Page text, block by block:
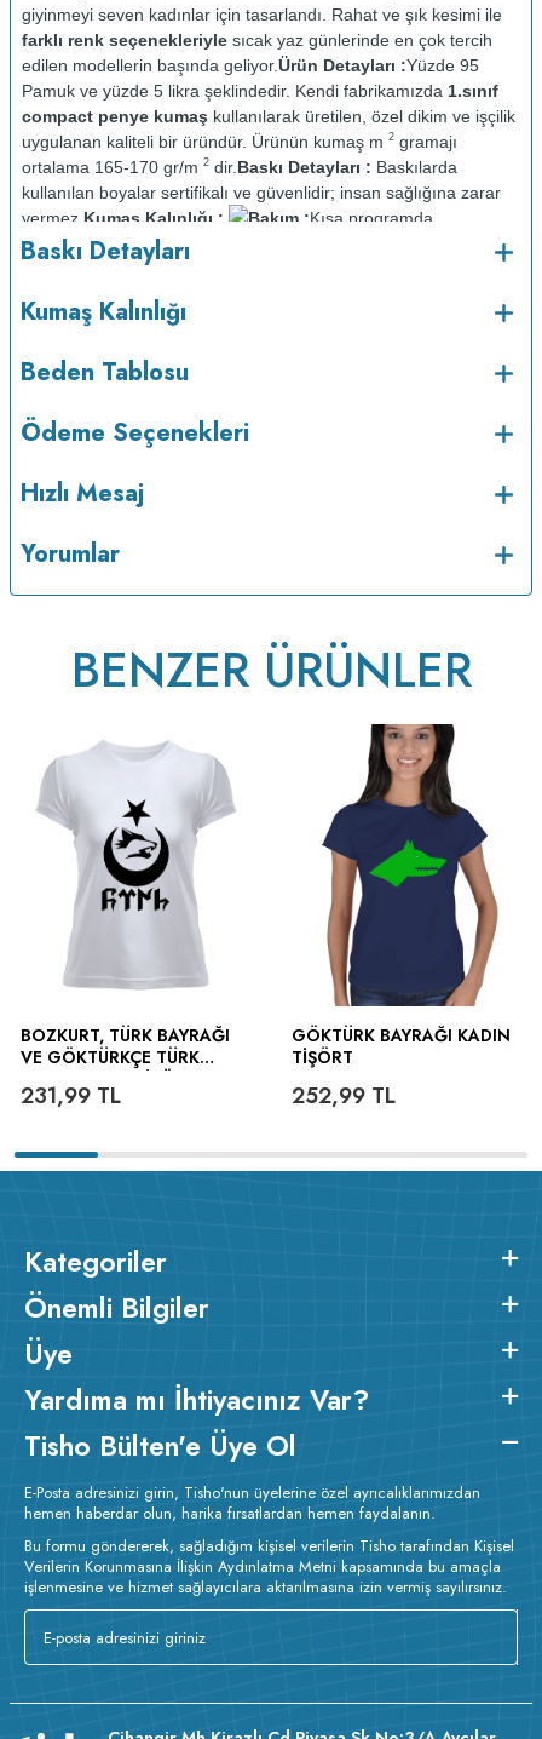
giyinmeyi seven kadınlar için tasarlandı. Rahat ve şık kesimi ile
farklı renk seçenekleriyle sıcak yaz günlerinde en çok tercih
edilen modellerin başında geliyor.Ürün Detayları :Yüzde 95
Pamuk ve yüzde 5 likra şeklindedir. Kendi fabrikamızda 1.sınıf
compact penye kumaş kullanılarak üretilen, özel dikim ve işçilik
uygulanan kaliteli bir üründür. Ürünün kumaş m 2 gramajı
ortalama 165-170 gr/m 2 dir. Baskı Detayları : Baskılarda
kullanılan boyalar sertifikalı ve güvenlidir; insan sağlığına zarar
vermez. Kumaş Kalınlığı : Bakım :Kısa programda
maksimum 30 C sıcaklıkta ve tersten yıkanır.
Kurutma makinesinde kurutulmaz. Orta ısıda ve tersten
Baskı Detayları
Kumaş Kalınlığı
Beden Tablosu
Ödeme Seçenekleri
Hızlı Mesaj
Yorumlar
BENZER ÜRÜNLER
BOZKURT, TÜRK BAYRAĞI
VE GÖKTÜRKÇE TÜRK
231,99 TL
GÖKTÜRK BAYRAĞI KADIN
TIŞÖRT
252,99TL
Kategoriler
Önemli Bilgiler
Üye
Yardıma mı İhtiyacınız Var?
Tisho Bülten'e Üye Ol
E-Posta adresinizi girin, Tisho'nun üyelerine özel ayrıcalıklarımızdan
hemen haberdar olun, harika fırsatlardan hemen faydalanın.
Bu formu göndererek, sağladığım kişisel verilerin Tisho tarafından Kişisel
Verilerin Korunmasına İlişkin Aydınlatma Metni kapsamında bu amaçla
işlenmesine ve hizmet sağlayıcılara aktarılmasına izin vermiş sayılırsınız.